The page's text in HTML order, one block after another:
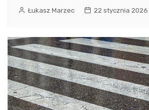
Łukasz Marzec 22 stycznia 2026